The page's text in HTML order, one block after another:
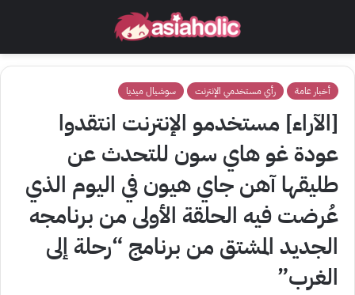
أخبار عامة رأي مستخدمي الإنترنت سوشيال ميديا
[الآراء] مستخدمو الإنترنت انتقدوا
عودة غو هاي سون للتحدث عن
طليقها آهن جاي هيون في اليوم الذي
عُرضت فيه الحلقة الأولى من برنامجه
الجديد المشتق من برنامج “رحلة إلى
الغرب”